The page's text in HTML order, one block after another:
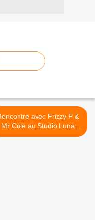
avec Frizzy P &
Mr Cole au Studio Luna
Rossa à l’occasion de la